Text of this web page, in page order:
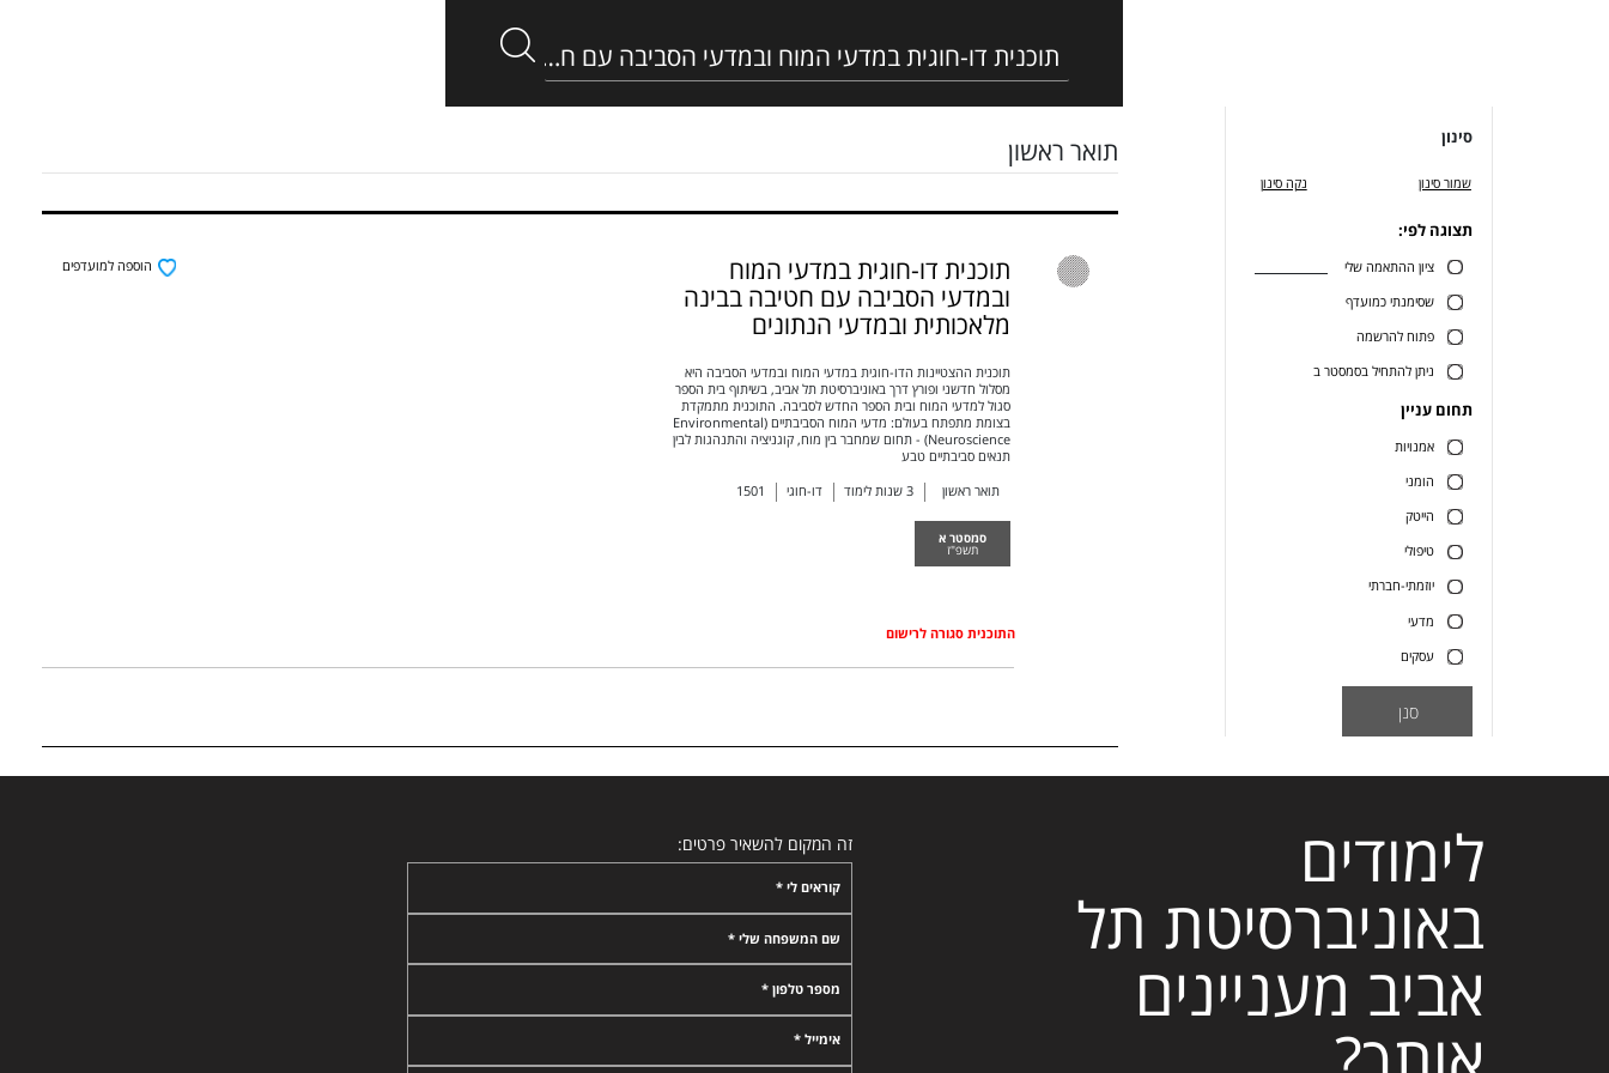
סינון
שמור סינון נקה סינון
תצוגה לפי:
ציון ההתאמה שלי
שסימנתי כמועדף
פתוח להרשמה
ניתן להתחיל בסמסטר ב
תחום עניין
אמנויות
הומני
הייטק
טיפולי
יוזמתי-חברתי
מדעי
עסקים
סנן
תואר ראשון
תוכנית דו-חוגית במדעי המוח
ובמדעי הסביבה עם חטיבה בבינה
מלאכותית ובמדעי הנתונים
תוכנית ההצטיינות הדו-חוגית במדעי המוח ובמדעי הסביבה היא
מסלול חדשני ופורץ דרך באוניברסיטת תל אביב, בשיתוף בית הספר
סגול למדעי המוח ובית הספר החדש לסביבה. התוכנית מתמקדת
בצומת מתפתח בעולם: מדעי המוח הסביבתיים (Environmental
Neuroscience) - תחום שמחבר בין מוח, קוגניציה והתנהגות לבין
תנאים סביבתיים טבע
תואר ראשון 3 שנות לימוד דו-חוגי 1501
סמסטר א
תשפ"ז
הוספה למועדפים
התוכנית סגורה לרישום
לימודים
באוניברסיטת תל
אביב מעניינים
זה המקום להשאיר פרטים:
קוראים לי *
שם המשפחה שלי *
מספר טלפון *
אימייל *